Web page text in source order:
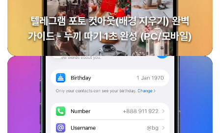
텔레그램 포토 컷아웃(배경 지우기) 완벽
가이드 - 누끼 따기 1초 완성 (PC/모바일)